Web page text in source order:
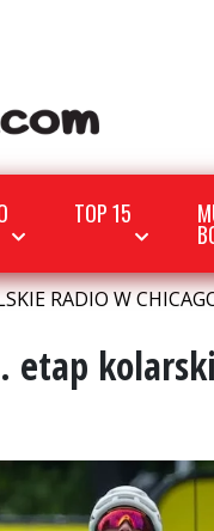
TOP 15
RADIO W
etap